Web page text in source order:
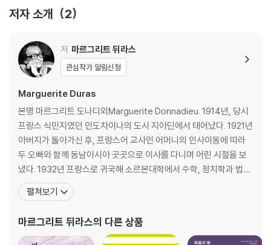
저자 소개 2
저 마르그리트 뒤라스
관심작가 알림신청
Marguerite Duras
본명 마르그리트 도나디외Marguerite Donnadieu. 1914년, 당시
프랑스 식민지였던 인도차이나의 도시 지아딘에서 태어났다. 1921년
아버지가 돌아가신 후, 프랑스어 교사인 어머니의 인사이동에 따라
두 오빠와 함께 동남아시아 곳곳으로 이사를 다니며 어린 시절을 보
냈다. 1932년 프랑스로 귀국해 소르본대학에서 수학, 정치학과 법학
을 공부하고 1943년 첫 소설 『철면피들』을 출간하면서 본격적인 작
품활동을 시작한다. 이차대전중에는 훗날 프랑스의 대통령이 될 프랑
전쟁 반대운동과 68혁명에 참여하는 등
펼쳐보기
마르그리트 뒤라스의 다른 상품